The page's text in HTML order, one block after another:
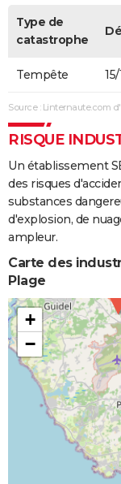
Type de
catastrophe
Tempête
Source : Linternaute.com
RISQUE
Un établissement
des risques
substances
d'explosion, de
ampleur.
Carte des
Plage
+
−